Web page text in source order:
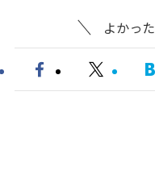
よかっ